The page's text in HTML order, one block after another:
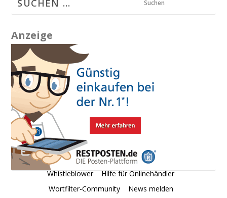
Suchen
Anzeige
Whistleblower
Hilfe für Onlinehändler
Wortfilter-Community
News melden